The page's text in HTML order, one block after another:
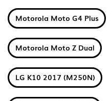
Motorola Moto G4 Plus
Motorola Moto Z Dual
LG K10 2017 (M250N)